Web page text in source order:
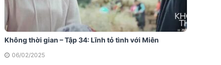
Không thời gian – Tập 34: Lĩnh tỏ tình với Miên
06/02/2025